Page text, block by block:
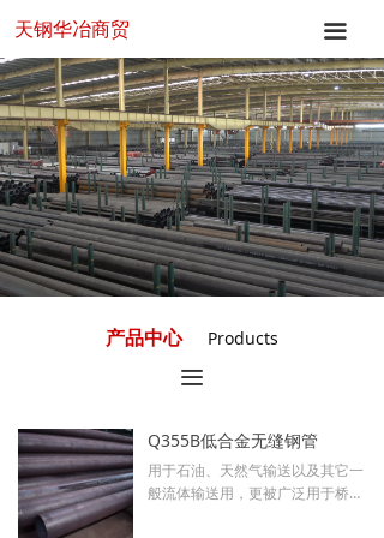
天钢华冶商贸 끀
首页
关于华冶
产品中心
新闻中心
应用领域
联系我们
Q355B低合金无缝钢管
用于石油、天然气输送以及其它一
般流体输送用，更被广泛用于桥
产品中心 Products
끀